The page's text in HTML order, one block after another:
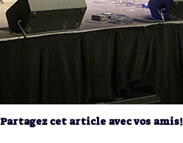
Partagez cet article avec vos amis!